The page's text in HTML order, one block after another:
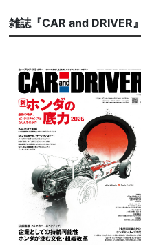
雑誌『CAR and DRIVER